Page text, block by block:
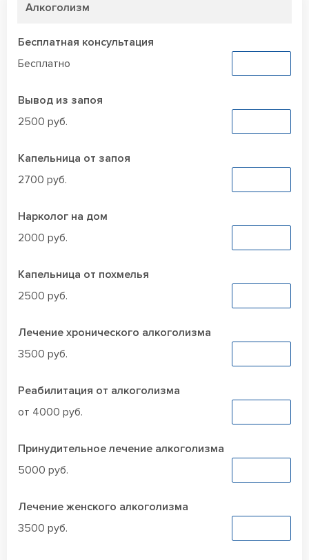
Алкоголизм
Бесплатная консультация
Бесплатно
Вывод из запоя
2500 руб.
Капельница от запоя
2700 руб.
Нарколог на дом
2000 руб.
Капельница от похмелья
2500 руб.
Лечение хронического алкоголизма
3500 руб.
Реабилитация от алкоголизма
от 4000 руб.
Принудительное лечение алкоголизма
5000 руб.
Лечение женского алкоголизма
3500 руб.